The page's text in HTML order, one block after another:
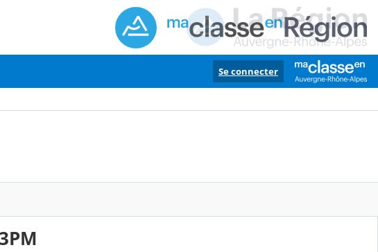
Se connecter